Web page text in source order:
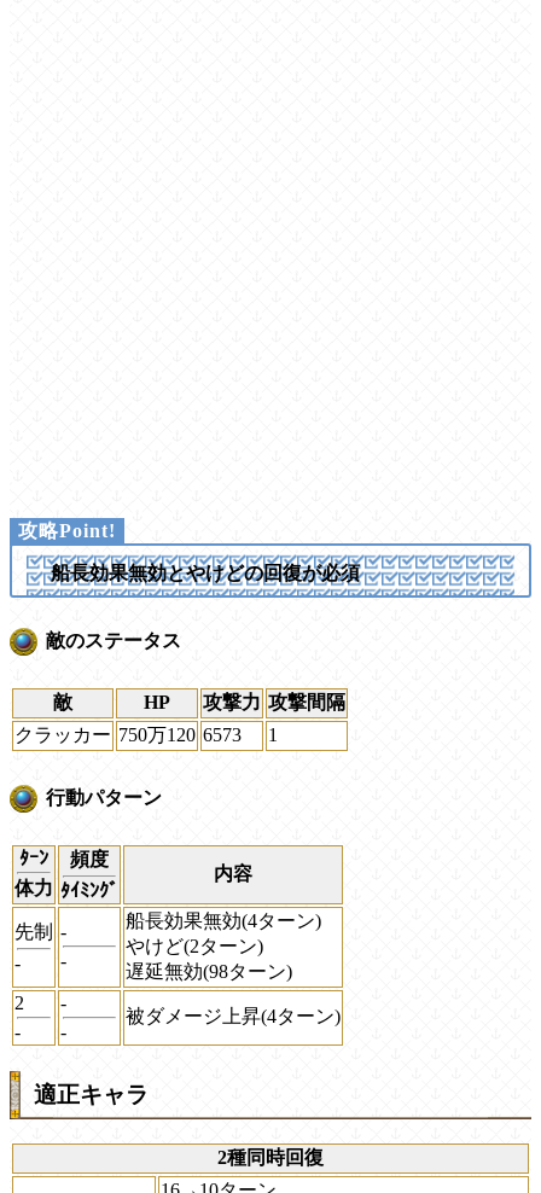
船長効果無効とやけどの回復が必須
敵のステータス
敵 HP 攻撃力 攻撃間隔
クラッカー 750万120 6573 1
行動パターン
ﾀｰﾝ
体力
頻度
ﾀｲﾐﾝｸﾞ
内容
先制
-
-
-
船長効果無効(4ターン)
やけど(2ターン)
遅延無効(98ターン)
2
-
-
-
被ダメージ上昇(4ターン)
適正キャラ
2種同時回復